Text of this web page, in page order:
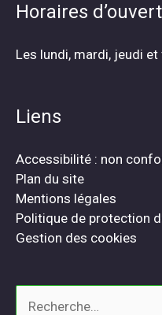
Horaires
Les lundi, mardi, jeudi
Liens
Accessibilité : non
Plan du site
Mentions légales
Politique de protection
Gestion des cookies